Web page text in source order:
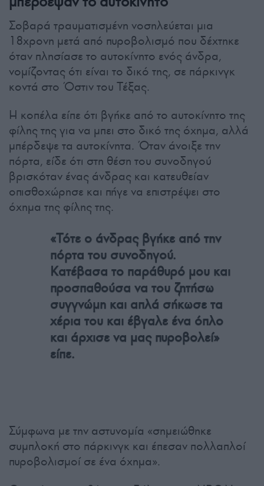
Σοβαρά τραυματισμένη νοσηλεύεται μια
18χρονη μετά από πυροβολισμό που δέχτηκε
όταν πλησίασε το αυτοκίνητο ενός άνδρα,
νομίζοντας ότι είναι το δικό της, σε πάρκινγκ
κοντά στο Όστιν του Τέξας.
Η κοπέλα είπε ότι βγήκε από το αυτοκίνητο της
φίλης της για να μπει στο δικό της όχημα, αλλά
μπέρδεψε τα αυτοκίνητα. Όταν άνοιξε την
πόρτα, είδε ότι στη θέση του συνοδηγού
βρισκόταν ένας άνδρας και κατευθείαν
οπισθοχώρησε και πήγε να επιστρέψει στο
όχημα της φίλης της.
«Τότε ο άνδρας βγήκε από την
πόρτα του συνοδηγού.
Κατέβασα το παράθυρό μου και
προσπαθούσα να του ζητήσω
συγγνώμη και απλά σήκωσε τα
χέρια του και έβγαλε ένα όπλο
και άρχισε να μας πυροβολεί»
είπε.
Σύμφωνα με την αστυνομία «σημειώθηκε
συμπλοκή στο πάρκινγκ και έπεσαν πολλαπλοί
πυροβολισμοί σε ένα όχημα».